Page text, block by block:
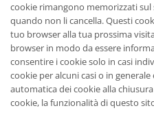
cookie rimangono memorizzati
quando non li cancella. Questi
tuo browser alla tua prossima
browser in modo da essere
consentire i cookie solo in casi
cookie per alcuni casi o in
automatica dei cookie alla
cookie, la funzionalità di questo